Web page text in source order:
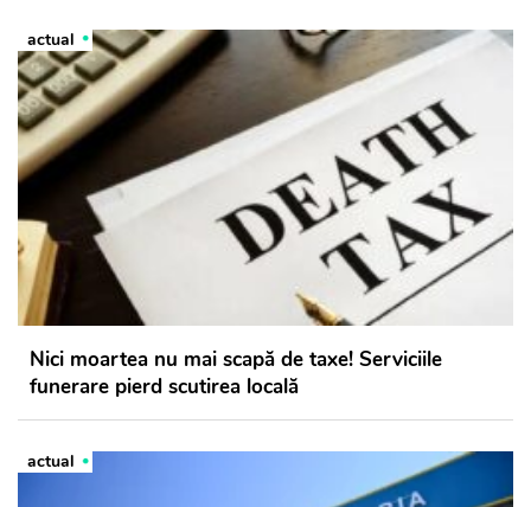
actual
Nici moartea nu mai scapă de taxe! Serviciile
funerare pierd scutirea locală
actual